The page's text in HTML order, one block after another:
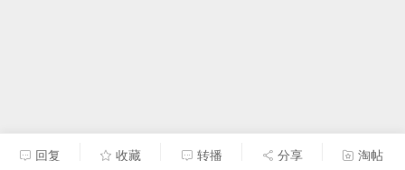
回复 收藏 转播 分享 淘帖